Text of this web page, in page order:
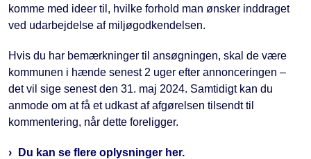
komme med ideer til, hvilke forhold man ønsker inddraget
ved udarbejdelse af miljøgodkendelsen.
Hvis du har bemærkninger til ansøgningen, skal de være
kommunen i hænde senest 2 uger efter annonceringen –
det vil sige senest den 31. maj 2024. Samtidigt kan du
anmode om at få et udkast af afgørelsen tilsendt til
kommentering, når dette foreligger.
Du kan se flere oplysninger her.